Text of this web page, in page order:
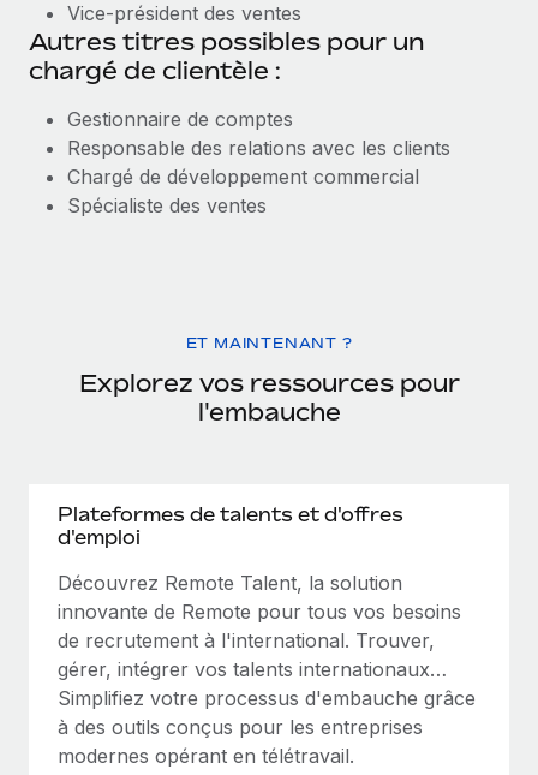
Vice-président des ventes
Autres titres possibles pour un
chargé de clientèle :
Gestionnaire de comptes
Responsable des relations avec les clients
Chargé de développement commercial
Spécialiste des ventes
ET MAINTENANT ?
Explorez vos ressources pour
l'embauche
Plateformes de talents et d'offres
d'emploi
Découvrez Remote Talent, la solution
innovante de Remote pour tous vos besoins
de recrutement à l'international. Trouver,
gérer, intégrer vos talents internationaux…
Simplifiez votre processus d'embauche grâce
à des outils conçus pour les entreprises
modernes opérant en télétravail.